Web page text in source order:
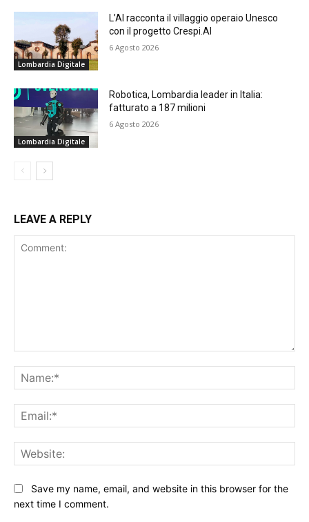
Lombardia Digitale
L’AI racconta il villaggio operaio Unesco
con il progetto Crespi.AI
6 Agosto 2026
Lombardia Digitale
Robotica, Lombardia leader in Italia:
fatturato a 187 milioni
6 Agosto 2026
LEAVE A REPLY
Save my name, email, and website in this browser for the
next time I comment.